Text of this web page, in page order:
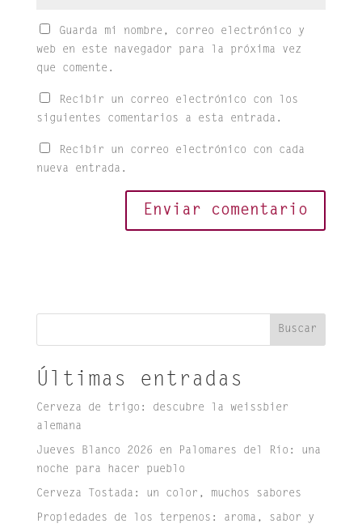
Guarda mi nombre, correo electrónico y
web en este navegador para la próxima vez
que comente.
Recibir un correo electrónico con los
siguientes comentarios a esta entrada.
Recibir un correo electrónico con cada
nueva entrada.
Buscar
Últimas entradas
Cerveza de trigo: descubre la weissbier
alemana
Jueves Blanco 2026 en Palomares del Río: una
noche para hacer pueblo
Cerveza Tostada: un color, muchos sabores
Propiedades de los terpenos: aroma, sabor y